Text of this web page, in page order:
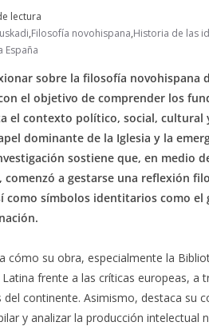
lectura
,Filosofía novohispana,Historia de las
España
sobre la filosofía novohispana
el objetivo de comprender los
el contexto político, social, cultural
dominante de la Iglesia y la
sostiene que, en medio
a gestarse una reflexión
símbolos identitarios como el
cómo su obra, especialmente la
frente a las críticas europeas, a
continente. Asimismo, destaca su
y analizar la producción intelectual